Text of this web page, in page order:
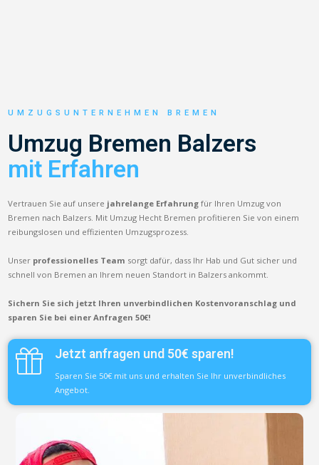
UMZUGSUNTERNEHMEN BREMEN
Umzug Bremen Balzers
mit Erfahren
Vertrauen Sie auf unsere jahrelange Erfahrung für Ihren Umzug von
Bremen nach Balzers. Mit Umzug Hecht Bremen profitieren Sie von einem
reibungslosen und effizienten Umzugsprozess.
Unser professionelles Team sorgt dafür, dass Ihr Hab und Gut sicher und
schnell von Bremen an Ihrem neuen Standort in Balzers ankommt.
Sichern Sie sich jetzt Ihren unverbindlichen Kostenvoranschlag und
sparen Sie bei einer Anfragen 50€!
Jetzt anfragen und 50€ sparen!
Sparen Sie 50€ mit uns und erhalten Sie Ihr unverbindliches
Angebot.